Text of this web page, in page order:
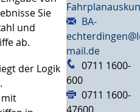
Sie
und
ab.
der Logik
mit
BA-
mail.de
0711 1600-
600
0711 1600-